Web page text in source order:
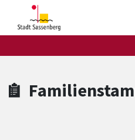
Zum Header
Zum
Zum Footer
Zum Hauptinhalt springen